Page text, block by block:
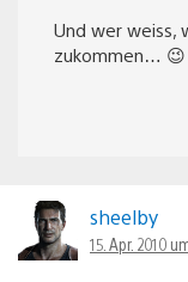
Und wer weiss,
zukommen… 😉
sheelby
15. Apr. 2010